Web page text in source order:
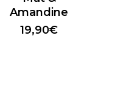
Amandine
19,90€